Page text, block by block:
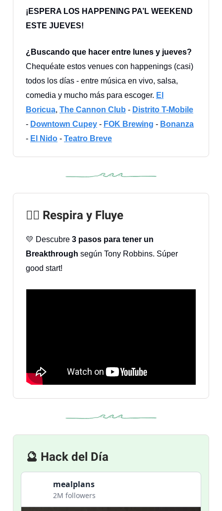
¡ESPERA LOS HAPPENING PA’L WEEKEND
ESTE JUEVES!
¿Buscando que hacer entre lunes y jueves?
Chequéate estos venues con happenings (casi)
todos los días - entre música en vivo, salsa,
comedia y mucho más para escoger. El
Boricua, The Cannon Club - Distrito T-Mobile
- Downtown Cupey - FOK Brewing - Bonanza
- El Nido - Teatro Breve
🧘‍♀️ Respira y Fluye
💛 Descubre 3 pasos para tener un
Breakthrough según Tony Robbins. Súper
good start!
🔮 Hack del Día
mealplans
2M followers